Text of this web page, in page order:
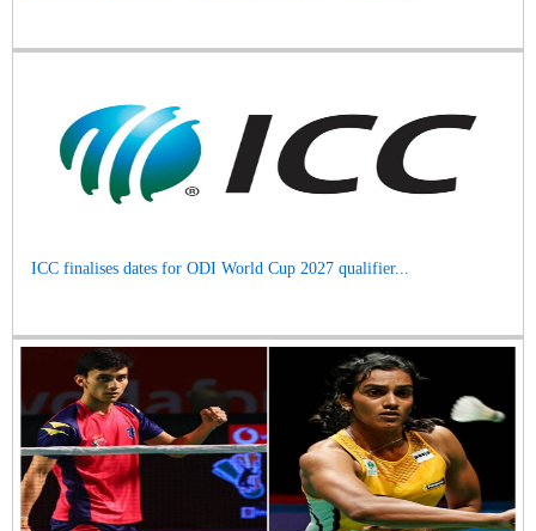
ICC finalises dates for ODI World Cup 2027 qualifier...